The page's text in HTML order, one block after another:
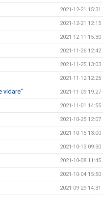
2021-12-21 15:31
2021-12-21 12:15
2021-12-11 15:30
2021-11-26 12:42
2021-11-25 13:03
2021-11-12 12:25
vidare” 2021-11-09 19:27
2021-11-01 14:55
2021-10-25 12:07
2021-10-15 13:00
2021-10-13 09:30
2021-10-08 11:45
2021-10-04 15:50
2021-09-29 14:31